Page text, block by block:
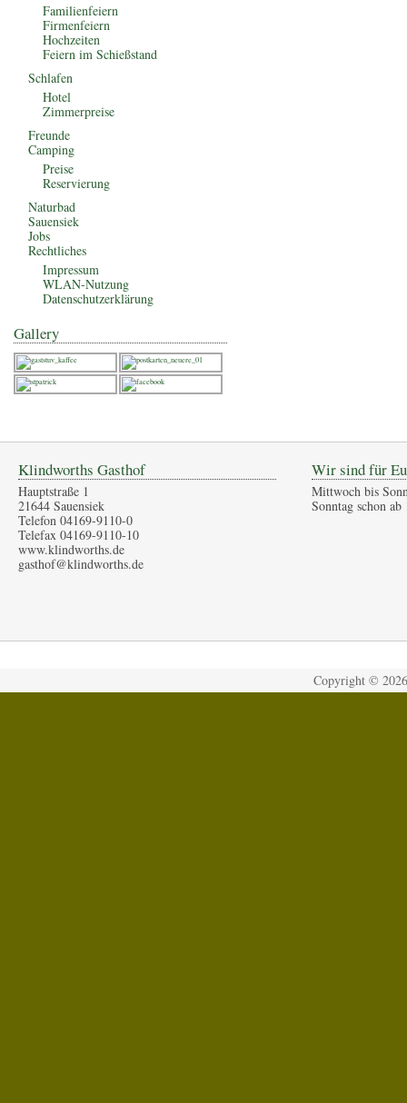
Familienfeiern
Firmenfeiern
Hochzeiten
Feiern im Schießstand
Schlafen
Hotel
Zimmerpreise
Freunde
Camping
Preise
Reservierung
Naturbad
Sauensiek
Jobs
Rechtliches
Impressum
WLAN-Nutzung
Datenschutzerklärung
Gallery
Klindworths Gasthof
Hauptstraße 1
21644 Sauensiek
Telefon 04169-9110-0
Telefax 04169-9110-10
www.klindworths.de
gasthof@klindworths.de
Wir sind für
Mittwoch bis
Sonntag schon
Copyright © 2026